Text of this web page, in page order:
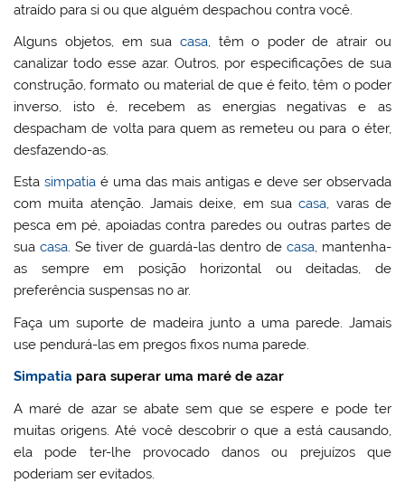
atraído para si ou que alguém despachou contra você.
Alguns objetos, em sua casa, têm o poder de atrair ou
canalizar todo esse azar. Outros, por especificações de sua
construção, formato ou material de que é feito, têm o poder
inverso, isto é, recebem as energias negativas e as
despacham de volta para quem as remeteu ou para o éter,
desfazendo-as.
Estasimpatia é uma das mais antigas e deve ser observada
com muita atenção. Jamais deixe, em suacasa, varas de
pesca em pé, apoiadas contra paredes ou outras partes de
suacasa. Se tiver de guardá-las dentro de casa, mantenha-
as sempre em posição horizontal ou deitadas, de
preferência suspensas no ar.
Faça um suporte de madeira junto a uma parede. Jamais
use pendurá-las em pregos fixos numa parede.
Simpatia para superar uma maré de azar
A maré de azar se abate sem que se espere e pode ter
muitas origens. Até você descobrir o que a está causando,
ela pode ter-lhe provocado danos ou prejuízos que
poderiam ser evitados.